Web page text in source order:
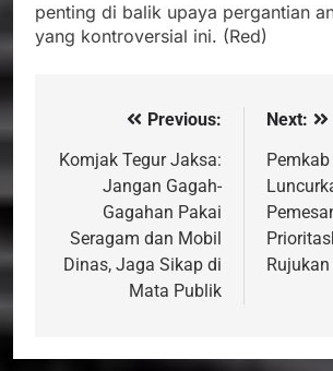
penting di balik upaya pergantian
yang kontroversial ini. (Red)
Navigasi
pos
Previous:
Komjak Tegur Jaksa:
Jangan Gagah-
Gagahan Pakai
Seragam dan Mobil
Dinas, Jaga Sikap di
Mata Publik
Next: